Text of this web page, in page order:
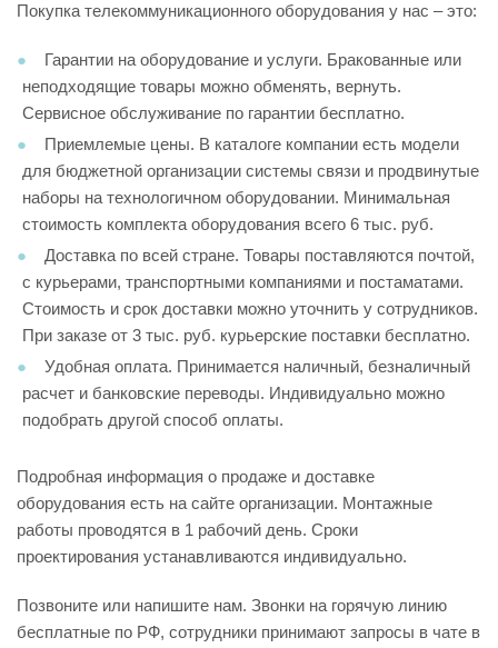
Покупка телекоммуникационного оборудования у нас – это:
Гарантии на оборудование и услуги. Бракованные или
неподходящие товары можно обменять, вернуть.
Сервисное обслуживание по гарантии бесплатно.
Приемлемые цены. В каталоге компании есть модели
для бюджетной организации системы связи и продвинутые
наборы на технологичном оборудовании. Минимальная
стоимость комплекта оборудования всего 6 тыс. руб.
Доставка по всей стране. Товары поставляются почтой,
с курьерами, транспортными компаниями и постаматами.
Стоимость и срок доставки можно уточнить у сотрудников.
При заказе от 3 тыс. руб. курьерские поставки бесплатно.
Удобная оплата. Принимается наличный, безналичный
расчет и банковские переводы. Индивидуально можно
подобрать другой способ оплаты.
Подробная информация о продаже и доставке
оборудования есть на сайте организации. Монтажные
работы проводятся в 1 рабочий день. Сроки
проектирования устанавливаются индивидуально.
Позвоните или напишите нам. Звонки на горячую линию
бесплатные по РФ, сотрудники принимают запросы в чате в